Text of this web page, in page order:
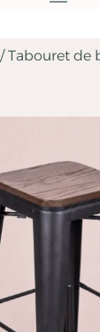
/Tabouret de